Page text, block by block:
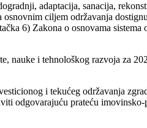
adaptacija, sanacija,
ciljem održavanja
6) Zakona o osnovama sistema
nauke i tehnološkog razvoja za
i tekućeg održavanja
odgovarajuću prateću